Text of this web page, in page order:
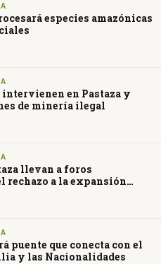
especies amazónicas
intervienen en Pastaza y
de minería ilegal
llevan a foros
rechazo a la expansión
puente que conecta con el
y las Nacionalidades